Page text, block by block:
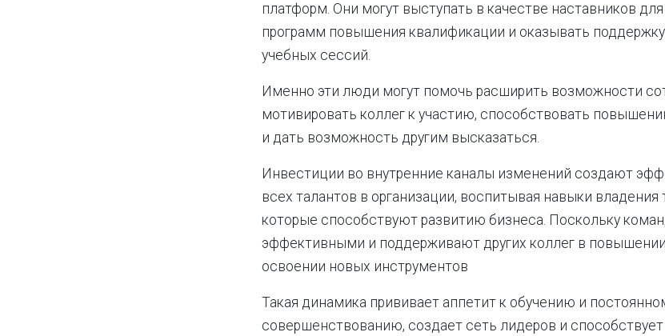
платформ. Они могут выступать в качестве наставников для
программ повышения квалификации и оказывать
учебных сессий.
Именно эти люди могут помочь расширить возможности
мотивировать коллег к участию, способствовать
и дать возможность другим высказаться.
Инвестиции во внутренние каналы изменений создают
всех талантов в организации, воспитывая навыки владения
которые способствуют развитию бизнеса. Поскольку
эффективными и поддерживают других коллег в
освоении новых инструментов
Такая динамика прививает аппетит к обучению и
совершенствованию, создает сеть лидеров и